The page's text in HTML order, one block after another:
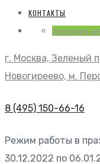
КОНТАКТЫ
Перезвонить
г. Москва, Зеленый
Новогиреево, м.
8 (495) 150-66-16
Режим работы в
30.12.2022 по